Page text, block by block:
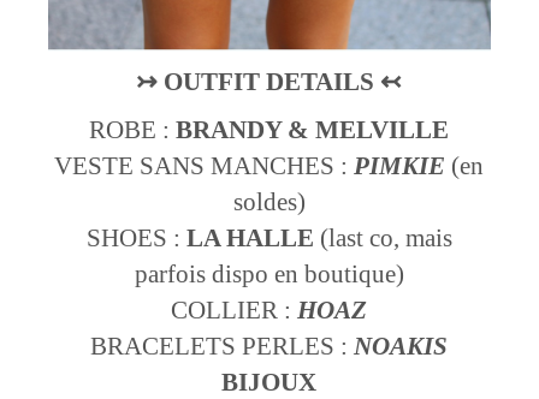
↣ OUTFIT DETAILS ↢
ROBE :BRANDY & MELVILLE
VESTE SANS MANCHES :PIMKIE (en
soldes)
SHOES : LA HALLE (last co, mais
parfois dispo en boutique)
COLLIER :HOAZ
BRACELETS PERLES :NOAKIS
BIJOUX